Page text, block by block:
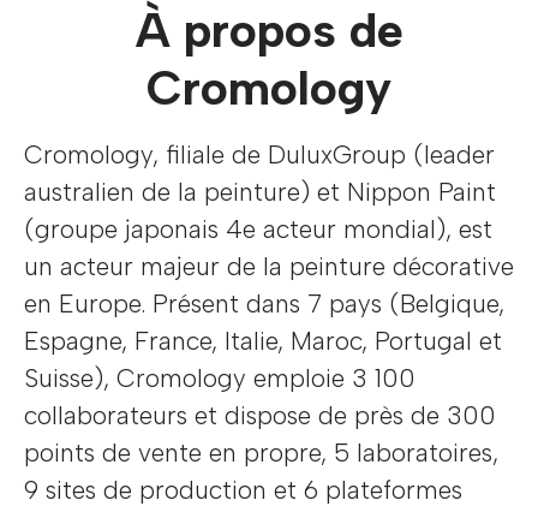
À propos de
Cromology
Cromology, filiale de DuluxGroup (leader
australien de la peinture) et Nippon Paint
(groupe japonais 4e acteur mondial), est
un acteur majeur de la peinture décorative
en Europe. Présent dans 7 pays (Belgique,
Espagne, France, Italie, Maroc, Portugal et
Suisse), Cromology emploie 3 100
collaborateurs et dispose de près de 300
points de vente en propre, 5 laboratoires,
9 sites de production et 6 plateformes